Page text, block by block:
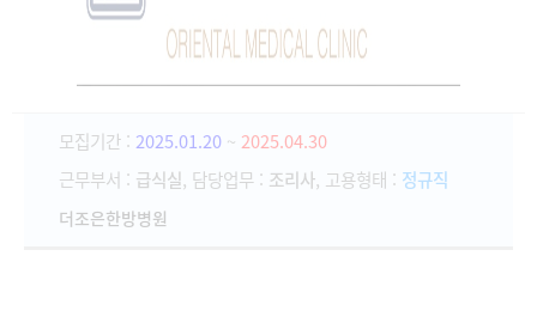
모집기간 : 2025.01.20 ~ 2025.04.30
근무부서 : 급식실, 담당업무 : 조리사, 고용형태 : 정규직
더조은한방병원